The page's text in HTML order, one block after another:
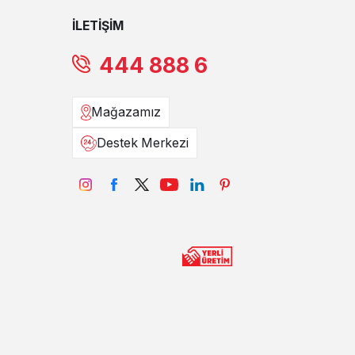
Renk tonlarının bütünlüğü ve mobilyaların işleme
İLETİŞİM
444 888 6
Mağazamız
Destek Merkezi